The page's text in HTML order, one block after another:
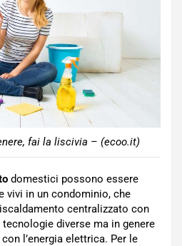
fai la liscivia – (ecoo.it)
domestici possono essere
vivi in un condominio, che
centralizzato con
diverse ma in genere
l’energia elettrica. Per le